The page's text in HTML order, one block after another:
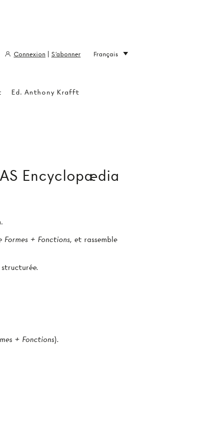
Encyclopædia
+ Fonctions, et rassemble
+ Fonctions).
Ed. Anthony Krafft
Connexion S'abonner Français